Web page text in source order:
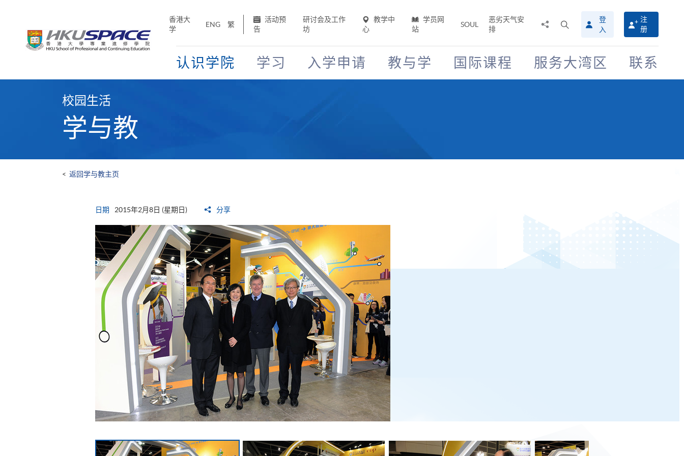
香港大
学
ENG 繁
活动预
告
研讨会及工作
坊
教学中
心
学员网
站
SOUL
恶劣天气安
排
搜
寻
介
面
登
入
注
册
认识学院 学习 入学申请 教与学 国际课程 服务大湾区 联系
校园生活
学与教
< 返回学与教主页
日期 2015年2月8日 (星期日) 分享